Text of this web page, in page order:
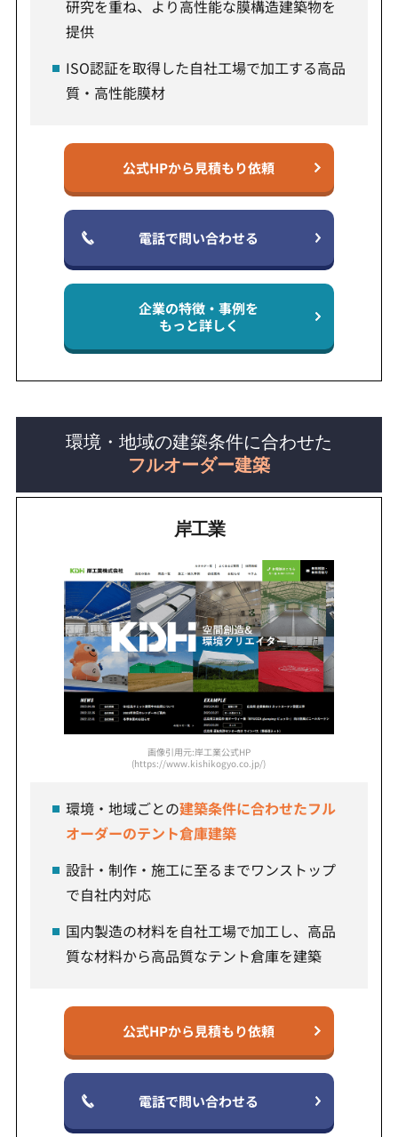
研究を重ね、より高性能な膜構造建築物を
提供
ISO認証を取得した自社工場で加工する高品
質・高性能膜材
公式HPから見積もり依頼
電話で問い合わせる
企業の特徴・事例を
もっと詳しく
環境・地域の建築条件に合わせた
フルオーダー建築
岸工業
画像引用元:岸工業公式HP
(https://www.kishikogyo.co.jp/)
環境・地域ごとの建築条件に合わせたフル
オーダーのテント倉庫建築
設計・制作・施工に至るまでワンストップ
で自社内対応
国内製造の材料を自社工場で加工し、高品
質な材料から高品質なテント倉庫を建築
公式HPから見積もり依頼
電話で問い合わせる